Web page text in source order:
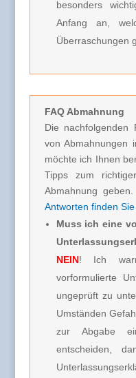
besonders
Anfang an,
Überraschungen
FAQ Abmahnung
Die
von Abmahnungen
möchte ich Ihnen
Tipps zum
Abmahnung geben.
Antworten finden
Muss ich eine
NEIN! Ich
vorformulierte
ungeprüft zu
Umständen
zur Abgabe
entscheiden,